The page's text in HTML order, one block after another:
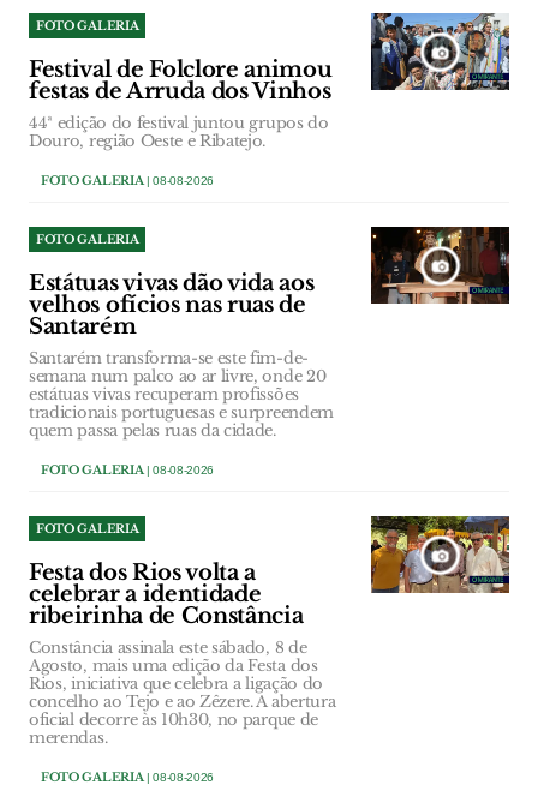
FOTO GALERIA
Festival de Folclore animou
festas de Arruda dos Vinhos
44ª edição do festival juntou grupos do
Douro, região Oeste e Ribatejo.
FOTO GALERIA | 08-08-2026
FOTO GALERIA
Estátuas vivas dão vida aos
velhos ofícios nas ruas de
Santarém
Santarém transforma-se este fim-de-
semana num palco ao ar livre, onde 20
estátuas vivas recuperam profissões
tradicionais portuguesas e surpreendem
quem passa pelas ruas da cidade.
FOTO GALERIA | 08-08-2026
FOTO GALERIA
Festa dos Rios volta a
celebrar a identidade
ribeirinha de Constância
Constância assinala este sábado, 8 de
Agosto, mais uma edição da Festa dos
Rios, iniciativa que celebra a ligação do
concelho ao Tejo e ao Zêzere. A abertura
oficial decorre às 10h30, no parque de
merendas.
FOTO GALERIA | 08-08-2026